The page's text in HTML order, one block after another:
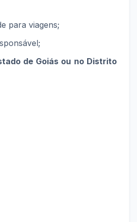
para viagens;
de Goiás ou no Distrito